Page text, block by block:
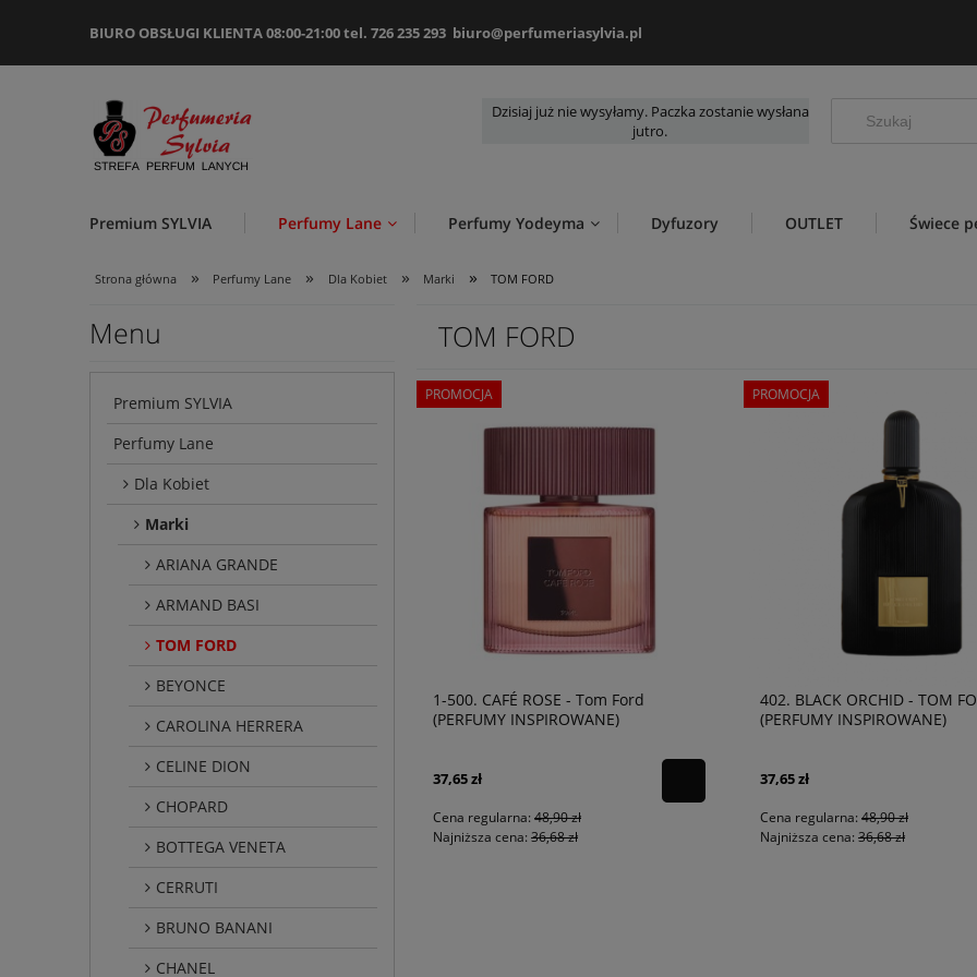
BIURO OBSŁUGI KLIENTA 08:00-21:00 tel. 726 235 293 biuro@perfumeriasylvia.pl
Dzisiaj już nie wysyłamy. Paczka zostanie wysłana
jutro.
Premium SYLVIA Perfumy Lane Perfumy Yodeyma Dyfuzory OUTLET Świece
Strona główna » Perfumy Lane » Dla Kobiet » Marki » TOM FORD
Menu
Premium SYLVIA
Perfumy Lane
Dla Kobiet
Marki
ARIANA GRANDE
ARMAND BASI
TOM FORD
BEYONCE
CAROLINA HERRERA
CELINE DION
CHOPARD
BOTTEGA VENETA
CERRUTI
BRUNO BANANI
CHANEL
TOM FORD
1-500. CAFÉ ROSE - Tom Ford
(PERFUMY INSPIROWANE)
37,65 zł
Cena regularna: 48,90 zł
Najniższa cena: 36,68 zł
PROMOCJA
402. BLACK ORCHID - TOM
(PERFUMY INSPIROWANE)
37,65 zł
Cena regularna: 48,90 zł
Najniższa cena: 36,68 zł
PROMOCJA